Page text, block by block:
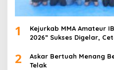
1
Kejurkab MMA Amateur
2026” Sukses Digelar,
2
Askar Bertuah Menang
Telak